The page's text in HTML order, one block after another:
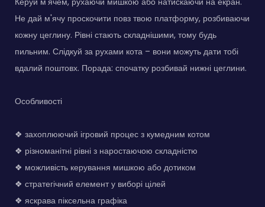
Не дай м'ячу проскочити повз твою платформу, розбиваючи
кожну цеглину. Рівні стають складнішими, тому будь
пильним. Слідкуй за рухами кота – вони можуть дати тобі
вдалий поштовх. Порада: спочатку розбивай нижні цеглини.
Особливості
❖ захоплюючий ігровий процес з кумедним котом
❖ різноманітні рівні з наростаючою складністю
❖ можливість керування мишкою або дотиком
❖ стратегічний елемент у виборі цілей
❖ яскрава піксельна графіка